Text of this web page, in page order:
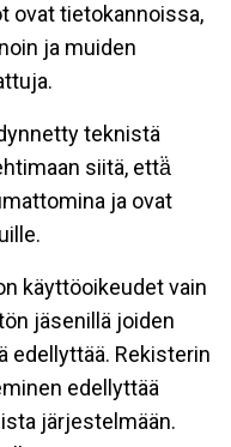
ovat tietokannoissa,
ja muiden
teknistä
siitä, että̈
ja ovat
käyttöoikeudet vain
jäsenillä joiden
edellyttää. Rekisterin
edellyttää
järjestelmään.